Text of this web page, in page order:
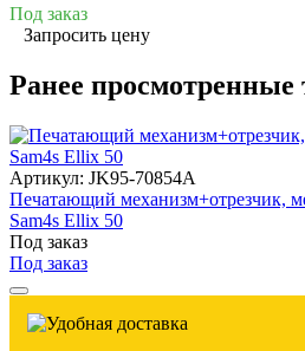
Под заказ
Запросить цену
Ранее просмотренные
Артикул: JK95-70854A
Печатающий механизм+отрезчик,
Sam4s Ellix 50
Под заказ
Под заказ